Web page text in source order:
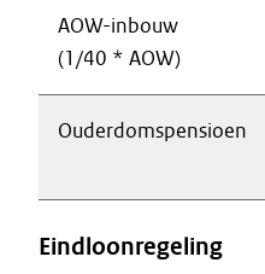
AOW-inbouw
(1/40 * AOW)
Ouderdomspensioen
Eindloonregeling